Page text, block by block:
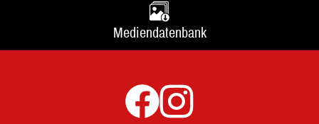
Mediendatenbank